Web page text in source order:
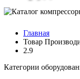
Главная
Товар
2.9
Категории